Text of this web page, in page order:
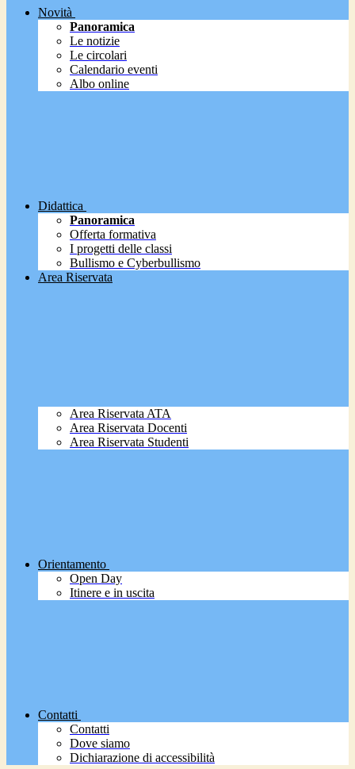
Novità
Panoramica
Le notizie
Le circolari
Calendario eventi
Albo online
Didattica
Panoramica
Offerta formativa
I progetti delle classi
Bullismo e Cyberbullismo
Area Riservata
Area Riservata ATA
Area Riservata Docenti
Area Riservata Studenti
Orientamento
Open Day
Itinere e in uscita
Contatti
Contatti
Dove siamo
Dichiarazione di accessibilità